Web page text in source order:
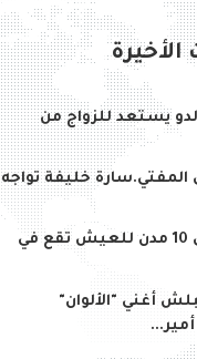
يستعد للزواج من
المفتي.سارة خليفة تواجه
8 من أصل أغلى 10 مدن للعيش تقع في
أغني "الألوان"